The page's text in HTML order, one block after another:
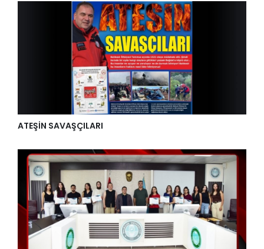
ATEŞİN SAVAŞÇILARI